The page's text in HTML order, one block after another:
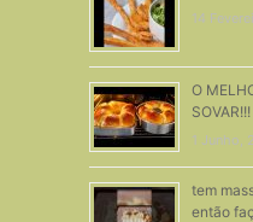
14
O
1 Junho,
tem
então